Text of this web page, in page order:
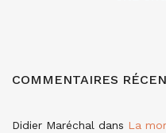
COMMENTAIRES
Didier Maréchal dans La